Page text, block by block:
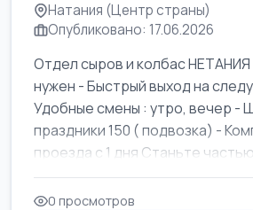
Натания (Центр страны)
Опубликовано: 17.06.2026
Отдел сыров и колбас НЕТАНИЯ
нужен - Быстрый выход на
Удобные смены : утро, вечер -
праздники 150 ( подвозка) -
проезда с 1 дня Станьте частью
0 просмотров